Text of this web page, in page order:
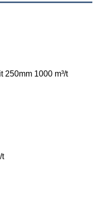
250mm 1000 m³/t
t